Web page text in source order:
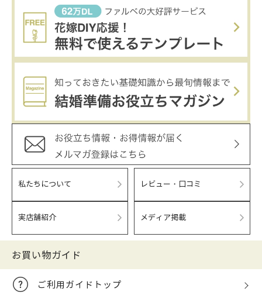
私たちについて レビュー・口コミ
実店舗紹介 メディア掲載
お買い物ガイド
ご利用ガイドトップ